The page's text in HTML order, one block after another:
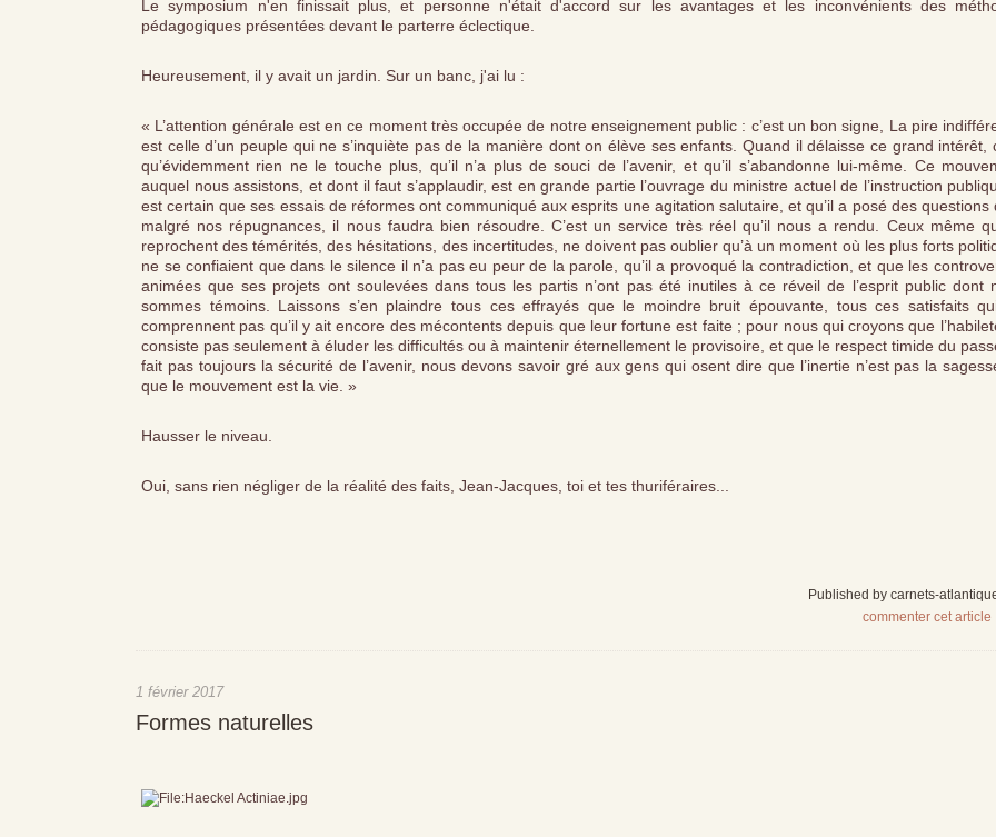
Le symposium n'en finissait plus, et personne n'était d'accord sur les avantages et les inconvénients des
pédagogiques présentées devant le parterre éclectique.
Heureusement, il y avait un jardin. Sur un banc, j'ai lu :
« L’attention générale est en ce moment très occupée de notre enseignement public : c’est un bon signe, La pire
est celle d’un peuple qui ne s’inquiète pas de la manière dont on élève ses enfants. Quand il délaisse ce grand intérêt,
qu’évidemment rien ne le touche plus, qu’il n’a plus de souci de l’avenir, et qu’il s’abandonne lui-même. Ce
auquel nous assistons, et dont il faut s’applaudir, est en grande partie l’ouvrage du ministre actuel de l’instruction
est certain que ses essais de réformes ont communiqué aux esprits une agitation salutaire, et qu’il a posé des questions
malgré nos répugnances, il nous faudra bien résoudre. C’est un service très réel qu’il nous a rendu. Ceux même
reprochent des témérités, des hésitations, des incertitudes, ne doivent pas oublier qu’à un moment où les plus forts
ne se confiaient que dans le silence il n’a pas eu peur de la parole, qu’il a provoqué la contradiction, et que les
animées que ses projets ont soulevées dans tous les partis n’ont pas été inutiles à ce réveil de l’esprit public dont
sommes témoins. Laissons s’en plaindre tous ces effrayés que le moindre bruit épouvante, tous ces satisfaits
comprennent pas qu’il y ait encore des mécontents depuis que leur fortune est faite ; pour nous qui croyons que
consiste pas seulement à éluder les difficultés ou à maintenir éternellement le provisoire, et que le respect timide du
fait pas toujours la sécurité de l’avenir, nous devons savoir gré aux gens qui osent dire que l’inertie n’est pas la
que le mouvement est la vie. »
Hausser le niveau.
Oui, sans rien négliger de la réalité des faits, Jean-Jacques, toi et tes thuriféraires...
Published by carnets-
commenter cet article
1 février 2017
Formes naturelles